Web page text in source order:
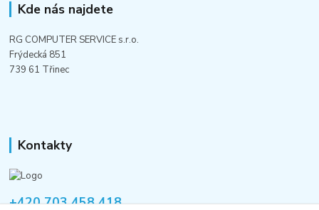
Kde nás najdete
RG COMPUTER SERVICE s.r.o.
Frýdecká 851
739 61 Třinec
Kontakty
+420 703 458 418